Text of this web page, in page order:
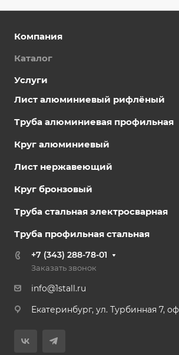
Компания
Каталог
Услуги
Лист алюминиевый рифлёный
Труба алюминиевая профильная
Круг алюминиевый
Лист нержавеющий
Круг бронзовый
Труба стальная электросварная
Труба профильная стальная
+7 (343) 288-78-01
Заказать звонок
info@1stall.ru
Екатеринбург, ул. Турбинная 7,